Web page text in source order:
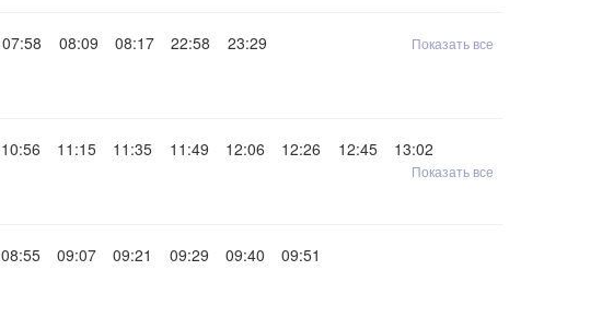
07:58 08:09 08:17 22:58 23:29 Показать все
10:56 11:15 11:35 11:49 12:06 12:26 12:45
13:02
Показать все
08:55 09:07 09:21 09:29 09:40 09:51